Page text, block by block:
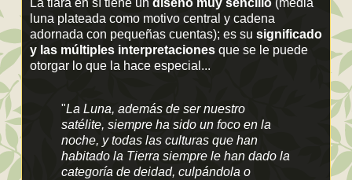
luna plateada como motivo central y cadena
adornada con pequeñas cuentas); es su significado
y las múltiples interpretaciones que se le puede
otorgar lo que la hace especial...
"La Luna, además de ser nuestro
satélite, siempre ha sido un foco en la
noche, y todas las culturas que han
habitado la Tierra siempre le han dado la
categoría de deidad, culpándola o